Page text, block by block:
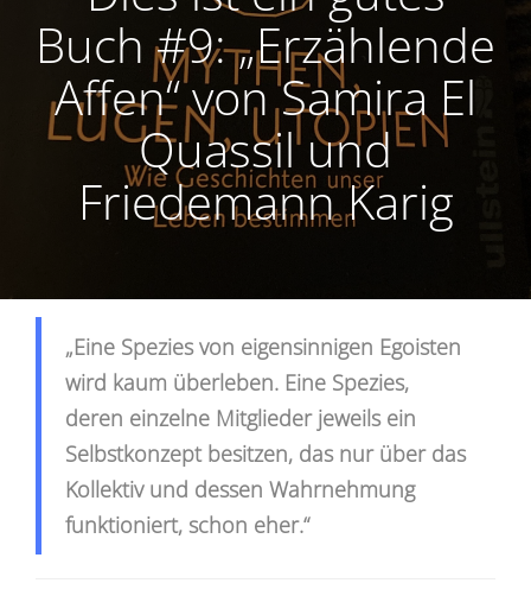
Buch #9: „Erzählende
Affen“ von Samira El
Quassil und
Friedemann Karig
„Eine Spezies von eigensinnigen Egoisten
wird kaum überleben. Eine Spezies,
deren einzelne Mitglieder jeweils ein
Selbstkonzept besitzen, das nur über das
Kollektiv und dessen Wahrnehmung
funktioniert, schon eher.“